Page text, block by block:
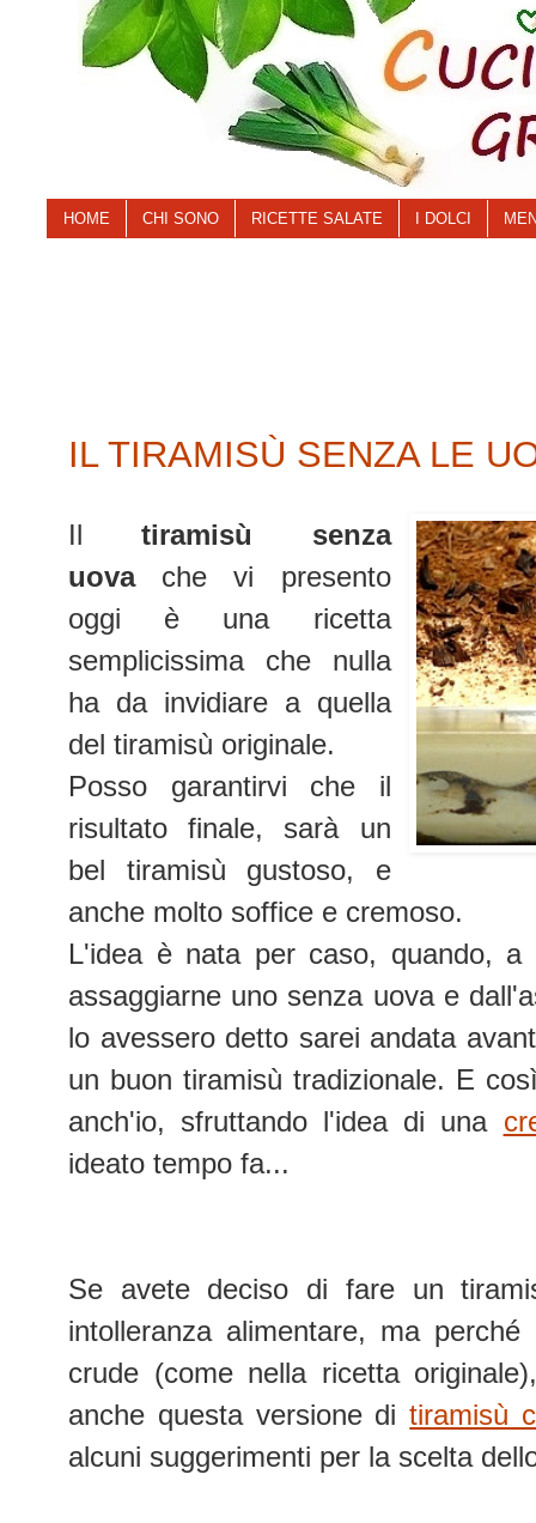
HOME CHI SONO RICETTE SALATE I DOLCI
IL TIRAMISÙ SENZA LE
Iltiramisù senza
uovache vi presento
oggi è una ricetta
semplicissima che nulla
ha da invidiare a quella
del tiramisù originale.
Posso garantirvi che il
risultato finale, sarà un
bel tiramisù gustoso, e
anche molto soffice e cremoso.
L'idea è nata per caso, quando,
assaggiarne uno senza uova e
lo avessero detto sarei andata
un buon tiramisù tradizionale. E
anch'io, sfruttando l'idea di una
ideato tempo fa...
Se avete deciso di fare un
intolleranza alimentare, ma
crude (come nella ricetta
anche questa versione ditiramisù
alcuni suggerimenti per la scelta